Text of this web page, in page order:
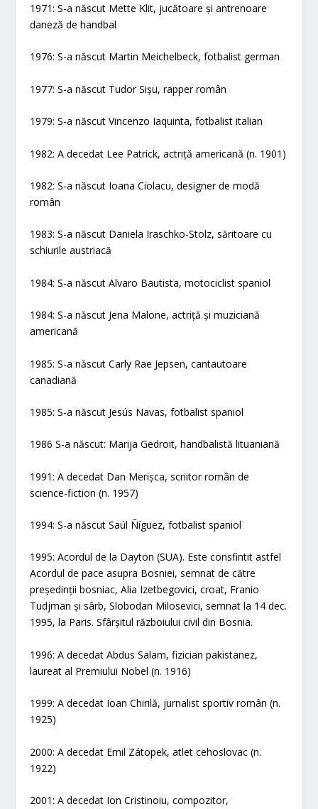
1971: S-a născut Mette Klit, jucătoare și antrenoare
daneză de handbal
1976: S-a născut Martin Meichelbeck, fotbalist german
1977: S-a născut Tudor Sișu, rapper român
1979: S-a născut Vincenzo Iaquinta, fotbalist italian
1982: A decedat Lee Patrick, actriță americană (n. 1901)
1982: S-a născut Ioana Ciolacu, designer de modă
român
1983: S-a născut Daniela Iraschko-Stolz, săritoare cu
schiurile austriacă
1984: S-a născut Alvaro Bautista, motociclist spaniol
1984: S-a născut Jena Malone, actriță și muziciană
americană
1985: S-a născut Carly Rae Jepsen, cantautoare
canadiană
1985: S-a născut Jesús Navas, fotbalist spaniol
1986 S-a născut: Marija Gedroit, handbalistă lituaniană
1991: A decedat Dan Merișca, scriitor român de
science-fiction (n. 1957)
1994: S-a născut Saúl Ñíguez, fotbalist spaniol
1995: Acordul de la Dayton (SUA). Este consfintit astfel
Acordul de pace asupra Bosniei, semnat de către
președinții bosniac, Alia Izetbegovici, croat, Franio
Tudjman și sârb, Slobodan Milosevici, semnat la 14 dec.
1995, la Paris. Sfârșitul războiului civil din Bosnia.
1996: A decedat Abdus Salam, fizician pakistanez,
laureat al Premiului Nobel (n. 1916)
1999: A decedat Ioan Chirilă, jurnalist sportiv român (n.
1925)
2000: A decedat Emil Zátopek, atlet cehoslovac (n.
1922)
2001: A decedat Ion Cristinoiu, compozitor,